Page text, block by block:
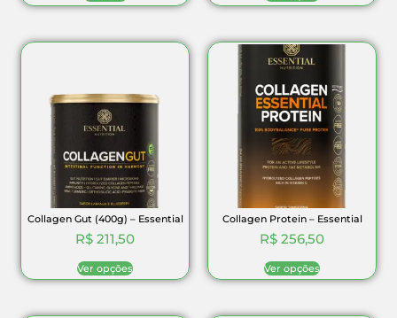
Collagen Gut (400g) – Essential
R$ 211,50
Ver opções
Collagen Protein – Essential
R$ 256,50
Ver opções